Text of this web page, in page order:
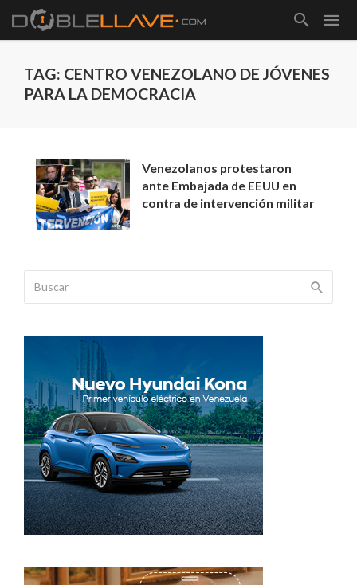
TAG: CENTRO VENEZOLANO DE JÓVENES
PARA LA DEMOCRACIA
Venezolanos protestaron
ante Embajada de EEUU en
contra de intervención militar